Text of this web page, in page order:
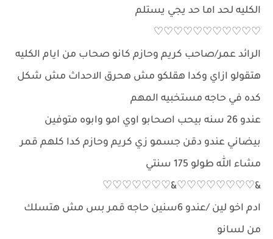
الكليه لحد اما حد يجي يستلم
♡♡♡♡♡♡♡♡♡♡♡
الرائد عمر/صاحب كريم وحازم كانو صحاب من ايام الكليه
هتقولو ازاي وكدا هقلكو مش هحرق الاحداث مش شكل
كده في حاجه مستخبيه المهم
عندو 26 سنه بيحب اصحابو اوي امو وابوه متوفين
بيضاني عندو دقن جسمو زي كريم وحازم كدا كلهم قمر
مشاء الله طولو 175 سنتي
&♡♡♡♡♡♡♡♡&♡♡♡♡♡♡♡
ادم اخو لين /عندو 6سنين حاجه قمر بس مش هتسلك
من لسانو